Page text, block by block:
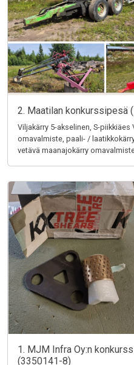
2. Maatilan konkurssipesä
Viljakärry 5-akselinen, S-
omavalmiste, paali- /
vetävä maanajokärry
1. MJM Infra Oy:n
(3350141-8)